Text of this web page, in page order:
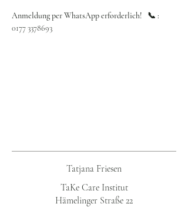
Anmeldung per WhatsApp erforderlich!   📞 :
0177 3378693
Tatjana Friesen
TaKe Care Institut
Hämelinger Straße 22